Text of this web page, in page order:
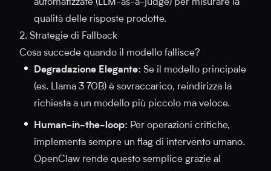
automatizzate (LLM-as-a-judge) per misurare la
qualità delle risposte prodotte.
2. Strategie di Fallback
Cosa succede quando il modello fallisce?
Degradazione Elegante: Se il modello principale
(es. Llama 3 70B) è sovraccarico, reindirizza la
richiesta a un modello più piccolo ma veloce.
Human-in-the-loop: Per operazioni critiche,
implementa sempre un flag di intervento umano.
OpenClaw rende questo semplice grazie al